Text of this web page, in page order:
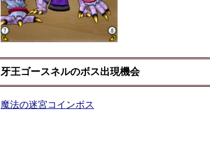
牙王ゴースネルのボス出現機会
魔法の迷宮コインボス